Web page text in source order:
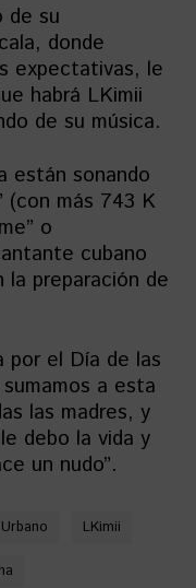
de su
donde
expectativas, le
habrá LKimii
de su música.
están sonando
(con más 743 K
o
cubano
preparación de
el Día de las
a esta
las madres, y
debo la vida y
un nudo”.
LKimii